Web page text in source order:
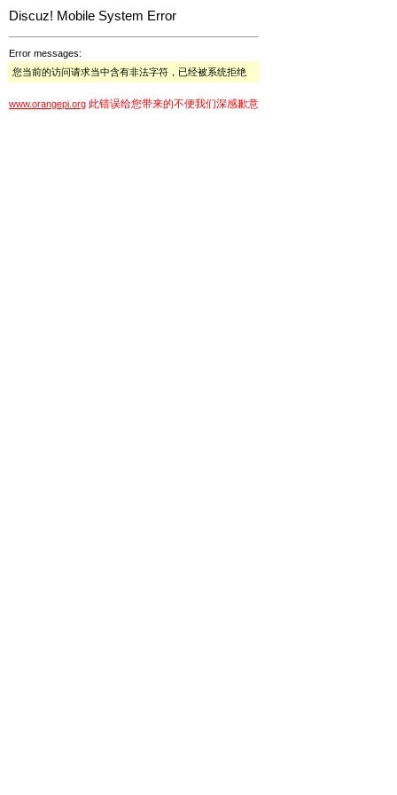
Discuz! Mobile System Error
Error messages:
您当前的访问请求当中含有非法字符，已经被系统拒绝
www.orangepi.org 此错误给您带来的不便我们深感歉意